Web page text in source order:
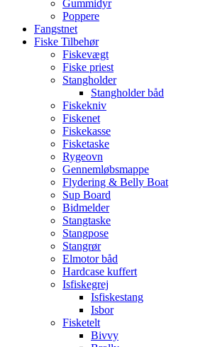
Gummidyr
Poppere
Fangstnet
Fiske Tilbehør
Fiskevægt
Fiske priest
Stangholder
Stangholder båd
Fiskekniv
Fiskenet
Fiskekasse
Fisketaske
Rygeovn
Gennemløbsmappe
Flydering & Belly Boat
Sup Board
Bidmelder
Stangtaske
Stangpose
Stangrør
Elmotor båd
Hardcase kuffert
Isfiskegrej
Isfiskestang
Isbor
Fisketelt
Bivvy